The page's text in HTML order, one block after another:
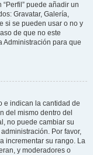
puede añadir un
Gravatar, Galería,
si se pueden usar o no y
de que no este
Administración para que
e indican la cantidad de
del mismo dentro del
no puede cambiar su
Por favor,
incrementar su rango. La
y moderadores o